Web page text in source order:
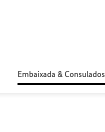
Embaixada & Consulados